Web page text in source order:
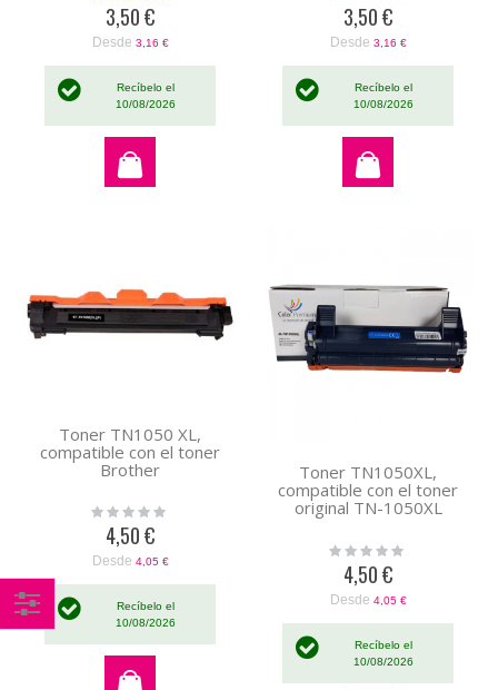
3,50 €
Desde 3,16 €
Recíbelo el
10/08/2026
3,50 €
Desde 3,16 €
Recíbelo el
10/08/2026
Toner TN1050 XL,
compatible con el toner
Brother
Rating:
4,50 €
Desde 4,05 €
Recíbelo el
10/08/2026
Toner TN1050XL,
compatible con el toner
original TN-1050XL
Rating:
4,50 €
Desde 4,05 €
Recíbelo el
10/08/2026
Comprar